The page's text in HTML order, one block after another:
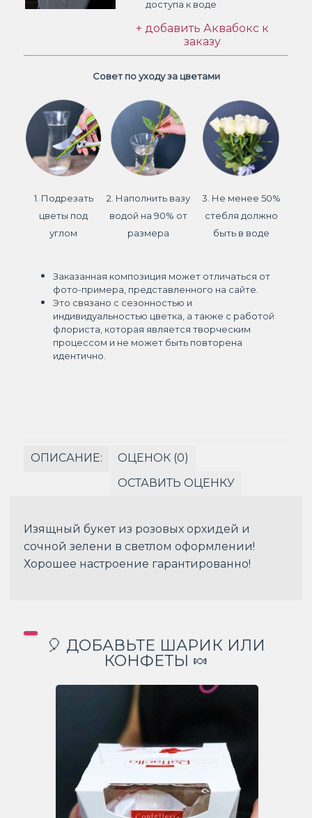
доступа к воде
+ добавить Аквабокс к
заказу
Совет по уходу за цветами
1. Подрезать
цветы под
углом
2. Наполнить вазу
водой на 90% от
размера
3. Не менее 50%
стебля должно
быть в воде
Заказанная композиция может отличаться от
фото-примера, представленного на сайте.
Это связано с сезонностью и
индивидуальностью цветка, а также с работой
флориста, которая является творческим
процессом и не может быть повторена
идентично.
ОПИСАНИЕ:
ОЦЕНОК (0)
ОСТАВИТЬ ОЦЕНКУ
Изящный букет из розовых орхидей и
сочной зелени в светлом оформлении!
Хорошее настроение гарантированно!
🎈 ДОБАВЬТЕ ШАРИК ИЛИ
КОНФЕТЫ 🍬